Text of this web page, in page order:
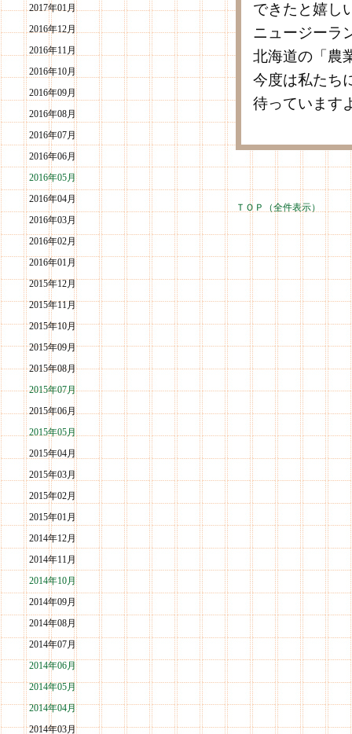
2017年01月
2016年12月
2016年11月
2016年10月
2016年09月
2016年08月
2016年07月
2016年06月
2016年05月
2016年04月
2016年03月
2016年02月
2016年01月
2015年12月
2015年11月
2015年10月
2015年09月
2015年08月
2015年07月
2015年06月
2015年05月
2015年04月
2015年03月
2015年02月
2015年01月
2014年12月
2014年11月
2014年10月
2014年09月
2014年08月
2014年07月
2014年06月
2014年05月
2014年04月
2014年03月
できたと嬉し
ニュージーラ
北海道の「農
今度は私たち
待っています
ＴＯＰ（全件表示）